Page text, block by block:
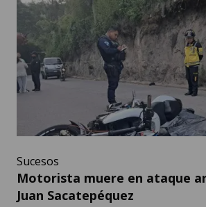
Sucesos
Motorista muere en ataque
Juan Sacatepéquez